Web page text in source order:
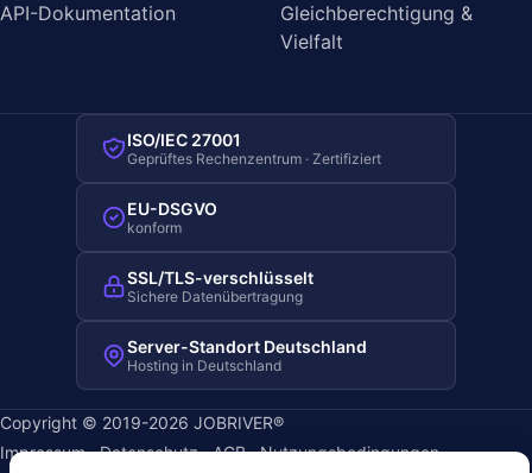
API-Dokumentation
Gleichberechtigung &
Vielfalt
ISO/IEC 27001
Geprüftes Rechenzentrum · Zertifiziert
EU-DSGVO
konform
SSL/TLS-verschlüsselt
Sichere Datenübertragung
Server-Standort Deutschland
Hosting in Deutschland
Copyright © 2019-2026 JOBRIVER®
Impressum·Datenschutz·AGB·Nutzungsbedingungen·